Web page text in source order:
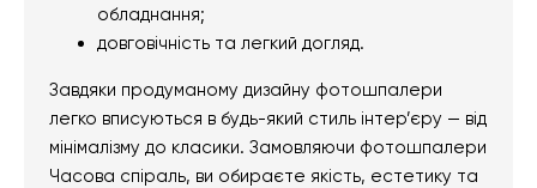
обладнання;
довговічність та легкий догляд.
Завдяки продуманому дизайну фотошпалери
легко вписуються в будь-який стиль інтер’єру — від
мінімалізму до класики. Замовляючи фотошпалери
Часова спіраль, ви обираєте якість, естетику та